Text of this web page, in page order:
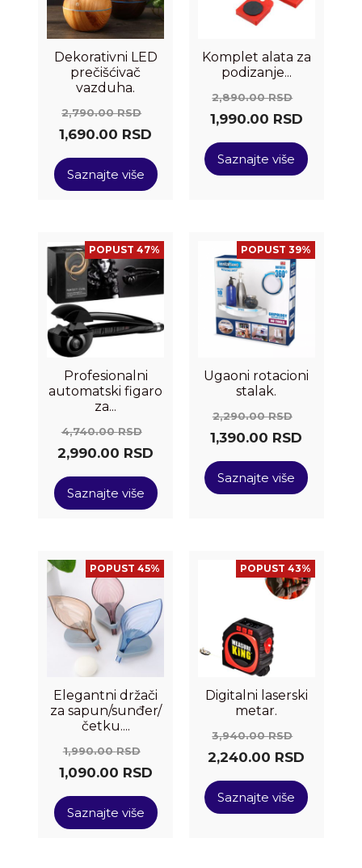
Dekorativni LED
prečišćivač
vazduha.
2,790.00RSD
1,690.00 RSD
Saznajte više
Komplet alata za
podizanje...
2,890.00RSD
1,990.00 RSD
Saznajte više
POPUST 47%
Profesionalni
automatski figaro
za...
4,740.00RSD
2,990.00 RSD
Saznajte više
POPUST 39%
Ugaoni rotacioni
stalak.
2,290.00RSD
1,390.00 RSD
Saznajte više
POPUST 45%
Elegantni držači
za sapun/sunđer/
četku....
1,990.00RSD
1,090.00 RSD
Saznajte više
POPUST 43%
Digitalni laserski
metar.
3,940.00RSD
2,240.00 RSD
Saznajte više